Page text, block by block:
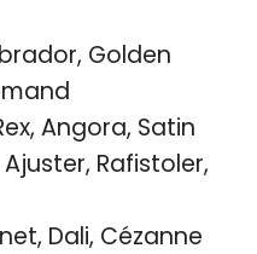
Golden
Angora, Satin
Rafistoler,
Dali, Cézanne